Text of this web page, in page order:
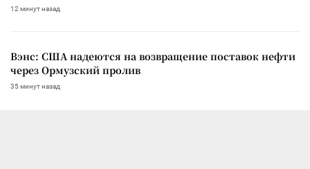
12 минут назад
Вэнс: США надеются на возвращение поставок нефти
через Ормузский пролив
35 минут назад